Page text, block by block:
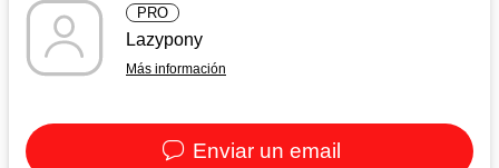
PRO
Lazypony
Más información
Enviar un email